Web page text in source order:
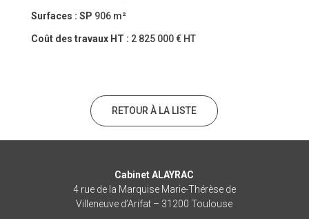
Surfaces : SP 906 m²
Coût des travaux HT : 2 825 000 € HT
RETOUR À LA LISTE
Cabinet ALAYRAC
4 rue de la Marquise Marie-Thérèse de
Villeneuve d’Arifat – 31200 Toulouse